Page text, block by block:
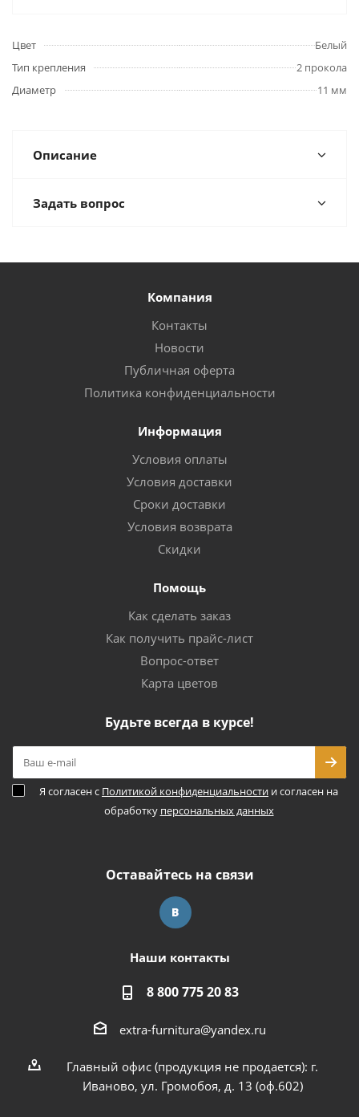
Цвет
Белый
Тип крепления
2 прокола
Диаметр
11 мм
Описание
Задать вопрос
Компания
Контакты
Новости
Публичная оферта
Политика конфиденциальности
Информация
Условия оплаты
Условия доставки
Сроки доставки
Условия возврата
Скидки
Помощь
Как сделать заказ
Как получить прайс-лист
Вопрос-ответ
Карта цветов
Будьте всегда в курсе!
Я согласен с Политикой конфиденциальности и согласен на
обработку персональных данных
Оставайтесь на связи
Наши контакты
8 800 775 20 83
extra-furnitura@yandex.ru
Главный офис (продукция не продается): г.
Иваново, ул. Громобоя, д. 13 (оф.602)